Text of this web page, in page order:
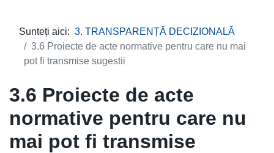
Sunteți aici: 3. TRANSPARENȚĂ DECIZIONALĂ
3.6 Proiecte de acte normative pentru care nu mai
pot fi transmise sugestii
3.6 Proiecte de acte
normative pentru care nu
mai pot fi transmise